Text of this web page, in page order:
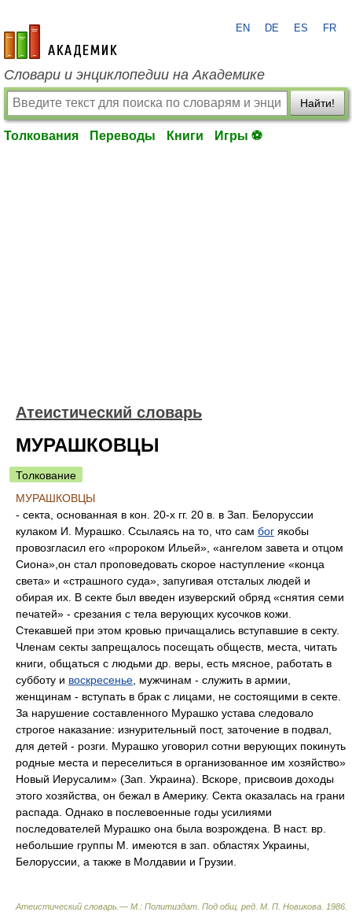
academic.ru
EN DE ES FR
Словари и энциклопедии на Академике
Найти!
Толкования Переводы Книги Игры ⚽
Атеистический словарь
МУРАШКОВЦЫ
Толкование
МУРАШКОВЦЫ
- секта, основанная в кон. 20-х гг. 20 в. в Зап. Белоруссии
кулаком И. Мурашко. Ссылаясь на то, что сам бог якобы
провозгласил его «пророком Ильей», «ангелом завета и отцом
Сиона»,он стал проповедовать скорое наступление «конца
света» и «страшного суда», запугивая отсталых людей и
обирая их. В секте был введен изуверский обряд «снятия семи
печатей» - срезания с тела верующих кусочков кожи.
Стекавшей при этом кровью причащались вступавшие в секту.
Членам секты запрещалось посещать обществ, места, читать
книги, общаться с людьми др. веры, есть мясное, работать в
субботу и воскресенье , мужчинам - служить в армии,
женщинам - вступать в брак с лицами, не состоящими в секте.
За нарушение составленного Мурашко устава следовало
строгое наказание: изнурительный пост, заточение в подвал,
для детей - розги. Мурашко уговорил сотни верующих покинуть
родные места и переселиться в организованное им хозяйство»
Новый Иерусалим» (Зап. Украина). Вскоре, присвоив доходы
этого хозяйства, он бежал в Америку. Секта оказалась на грани
распада. Однако в послевоенные годы усилиями
последователей Мурашко она была возрождена. В наст. вр.
небольшие группы М. имеются в зап. областях Украины,
Белоруссии, а также в Молдавии и Грузии.
Атеистический словарь.— М.: Политиздат Под общ. ред. М. П. Новикова 1986